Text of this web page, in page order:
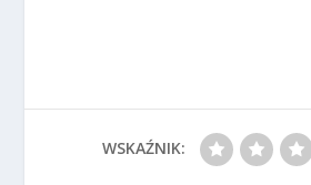
WSKAŹNIK: